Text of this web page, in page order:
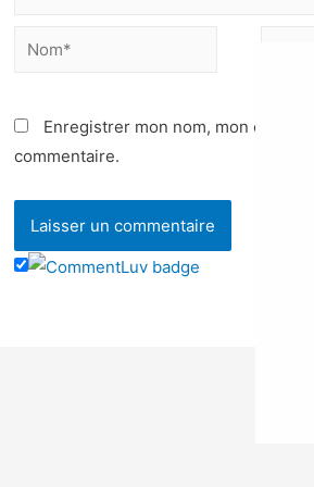
Enregistrer mon nom, mon e-mail
commentaire.